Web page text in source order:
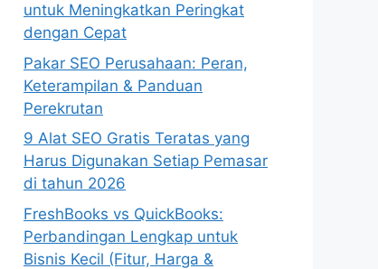
untuk Meningkatkan Peringkat
dengan Cepat
Pakar SEO Perusahaan: Peran,
Keterampilan & Panduan
Perekrutan
9 Alat SEO Gratis Teratas yang
Harus Digunakan Setiap Pemasar
di tahun 2026
FreshBooks vs QuickBooks:
Perbandingan Lengkap untuk
Bisnis Kecil (Fitur, Harga &